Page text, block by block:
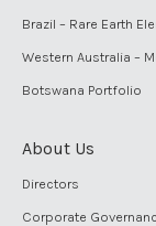
Brazil – Rare Earth
Western Australia –
Botswana Portfolio
About Us
Directors
Corporate